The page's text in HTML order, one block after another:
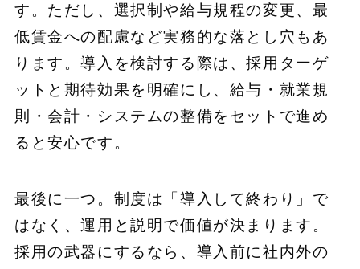
す。ただし、選択制や給与規程の変更、最
低賃金への配慮など実務的な落とし穴もあ
ります。導入を検討する際は、採用ターゲ
ットと期待効果を明確にし、給与・就業規
則・会計・システムの整備をセットで進め
ると安心です。
最後に一つ。制度は「導入して終わり」で
はなく、運用と説明で価値が決まります。
採用の武器にするなら、導入前に社内外の